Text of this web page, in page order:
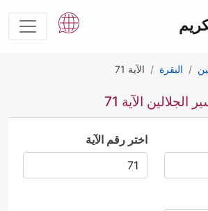
البقرة الآية 71
الآية 71
اختر رقم الآية